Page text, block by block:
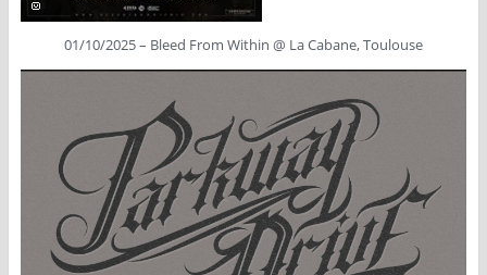
01/10/2025 – Bleed From Within @ La Cabane, Toulouse